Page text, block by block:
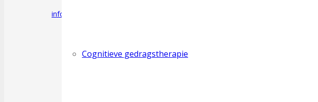
info@dyob.be
Cognitieve gedragstherapie